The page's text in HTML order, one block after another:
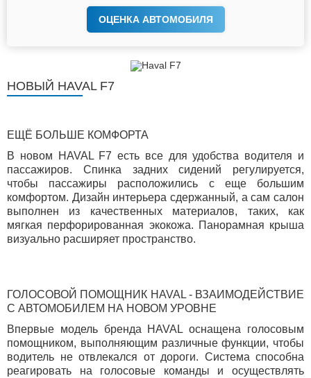
ОЦЕНКА АВТОМОБИЛЯ
НОВЫЙ HAVAL F7
ЕЩЁ БОЛЬШЕ КОМФОРТА
В новом HAVAL F7 есть все для удобства водителя и
пассажиров. Спинка задних сидений регулируется,
чтобы пассажиры расположились с еще большим
комфортом. Дизайн интерьера сдержанный, а сам салон
выполнен из качественных материалов, таких, как
мягкая перфорированная экокожа. Панорамная крыша
визуально расширяет пространство.
ГОЛОСОВОЙ ПОМОЩНИК HAVAL - ВЗАИМОДЕЙСТВИЕ
С АВТОМОБИЛЕМ НА НОВОМ УРОВНЕ
Впервые модель бренда HAVAL оснащена голосовым
помощником, выполняющим различные функции, чтобы
водитель не отвлекался от дороги. Система способна
реагировать на голосовые команды и осуществлять